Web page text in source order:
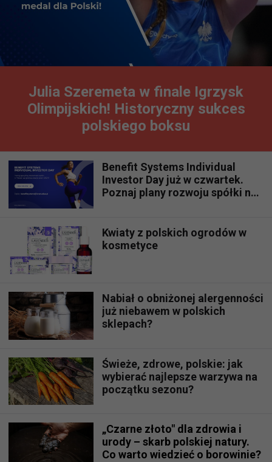
Julia Szeremeta w finale Igrzysk
Olimpijskich! Historyczny sukces
polskiego boksu
Benefit Systems Individual
Investor Day już w czwartek.
Poznaj plany rozwoju spółki na
Kwiaty z polskich ogrodów w
kosmetyce
Nabiał o obniżonej alergenności
już niebawem w polskich
sklepach?
Świeże, zdrowe, polskie: jak
wybierać najlepsze warzywa na
początku sezonu?
„Czarne złoto" dla zdrowia i
urody – skarb polskiej natury.
Co warto wiedzieć o borowinie?